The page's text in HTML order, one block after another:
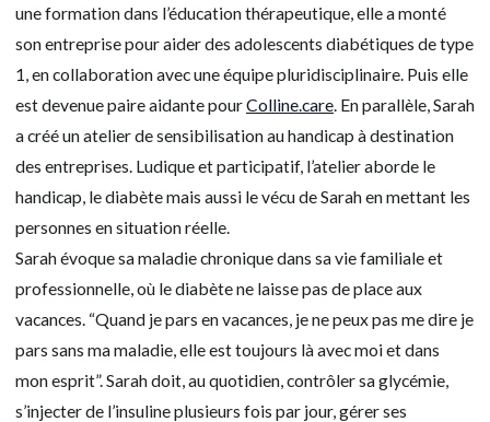
une formation dans l’éducation thérapeutique, elle a monté
son entreprise pour aider des adolescents diabétiques de type
1, en collaboration avec une équipe pluridisciplinaire. Puis elle
est devenue paire aidante pourColline.care. En parallèle, Sarah
a créé un atelier de sensibilisation au handicap à destination
des entreprises. Ludique et participatif, l’atelier aborde le
handicap, le diabète mais aussi le vécu de Sarah en mettant les
personnes en situation réelle.
Sarah évoque sa maladie chronique dans sa vie familiale et
professionnelle, où le diabète ne laisse pas de place aux
vacances. “Quand je pars en vacances, je ne peux pas me dire je
pars sans ma maladie, elle est toujours là avec moi et dans
mon esprit”. Sarah doit, au quotidien, contrôler sa glycémie,
s’injecter de l’insuline plusieurs fois par jour, gérer ses